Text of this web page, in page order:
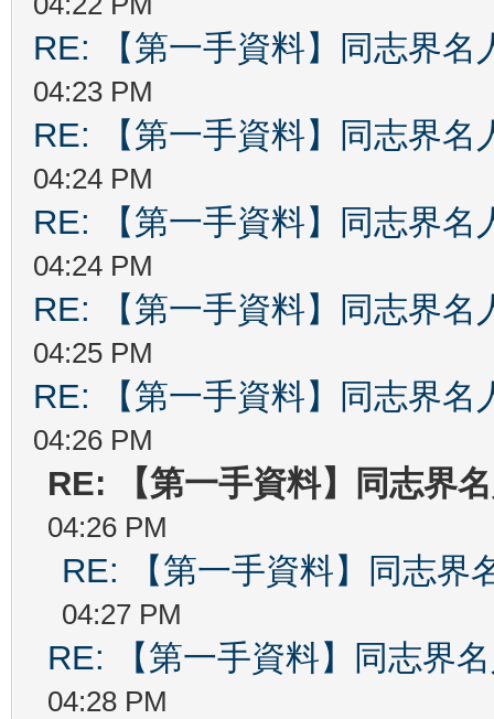
RE: 【第一手資料】同志界名
04:23 PM
RE: 【第一手資料】同志界名
04:24 PM
RE: 【第一手資料】同志界名
04:24 PM
RE: 【第一手資料】同志界名
04:25 PM
RE: 【第一手資料】同志界名
04:26 PM
RE: 【第一手資料】同志界
04:26 PM
RE: 【第一手資料】同志界
04:27 PM
RE: 【第一手資料】同志界
04:28 PM